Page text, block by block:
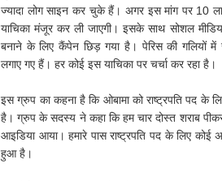
ज्यादा लोग साइन कर चुके हैं। अगर इस मांग पर 10
याचिका मंजूर कर ली जाएगी। इसके साथ सोशल
बनाने के लिए कैंपेन छिड़ गया है। पेरिस की गलियों
लगाए गए हैं। हर कोई इस याचिका पर चर्चा कर रहा है।
इस ग्रुप का कहना है कि ओबामा को राष्ट्रपति पद के
है। ग्रुप के सदस्य ने कहा कि हम चार दोस्त शराब
आइडिया आया। हमारे पास राष्ट्रपति पद के लिए कोई
हुआ है।